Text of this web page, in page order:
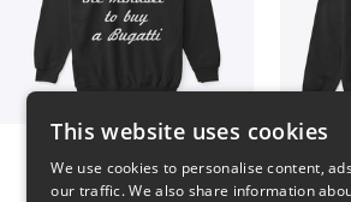
$51
This website uses cookies
We use cookies to personalise content,
our traffic. We also share information